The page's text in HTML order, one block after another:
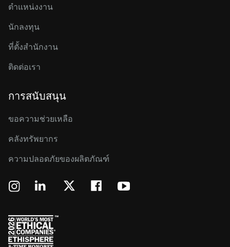
ตำแหน่งงาน
นักลงทุน
ที่ตั้งสำนักงาน
ติดต่อเรา
การสนับสนุน
ขอความช่วยเหลือ
คลังทรัพยากร
ความปลอดภัยของผลิตภัณฑ์